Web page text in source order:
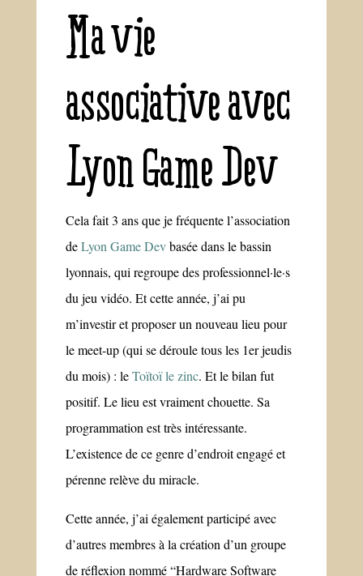
Ma vie
associative avec
Lyon Game Dev
Cela fait 3 ans que je fréquente l’association
deLyon Game Devbasée dans le bassin
lyonnais, qui regroupe des professionnel·le·s
du jeu vidéo. Et cette année, j’ai pu
m’investir et proposer un nouveau lieu pour
le meet-up (qui se déroule tous les 1er jeudis
du mois) : leToïtoï le zinc. Et le bilan fut
positif. Le lieu est vraiment chouette. Sa
programmation est très intéressante.
L’existence de ce genre d’endroit engagé et
pérenne relève du miracle.
Cette année, j’ai également participé avec
d’autres membres à la création d’un groupe
de réflexion nommé “Hardware Software